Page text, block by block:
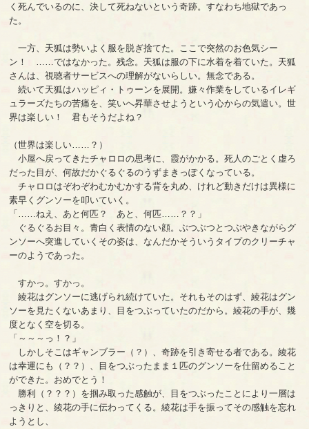
く死んでいるのに、決して死ねないという奇跡。すなわち地獄であっ
た。
一方、天狐は勢いよく服を脱ぎ捨てた。ここで突然のお色気シー
ン！ ……ではなかった。残念。天狐は服の下に水着を着ていた。天狐
さんは、視聴者サービスへの理解がないらしい。無念である。
続いて天狐はハッピィ・トゥーンを展開。嫌々作業をしているイレギ
ュラーズたちの苦痛を、笑いへ昇華させようという心からの気遣い。世
界は楽しい！ 君もそうだよね？
（世界は楽しい……？）
小屋へ戻ってきたチャロロの思考に、霞がかかる。死人のごとく虚ろ
だった目が、何故だかぐるぐるのうずまきっぽくなっている。
チャロロはぞわぞわむかむかする背を丸め、けれど動きだけは異様に
素早くグンソーを叩いていく。
「……ねえ、あと何匹？ あと、何匹……？？」
ぐるぐるお目々。青白く表情のない顔。ぶつぶつとつぶやきながらグ
ンソーへ突進していくその姿は、なんだかそういうタイプのクリーチャ
ーのようであった。
すかっ。すかっ。
綾花はグンソーに逃げられ続けていた。それもそのはず、綾花はグン
ソーを見たくないあまり、目をつぶっていたのだから。綾花の手が、幾
度となく空を切る。
「～～～っ！？」
しかしそこはギャンブラー（？）、奇跡を引き寄せる者である。綾花
は幸運にも（？？）、目をつぶったまま１匹のグンソーを仕留めること
ができた。おめでとう！
勝利（？？？）を掴み取った感触が、目をつぶったことにより一層は
っきりと、綾花の手に伝わってくる。綾花は手を振ってその感触を忘れ
ようとし、